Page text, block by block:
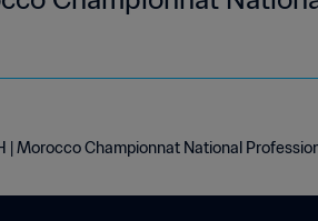
| Morocco Championnat National